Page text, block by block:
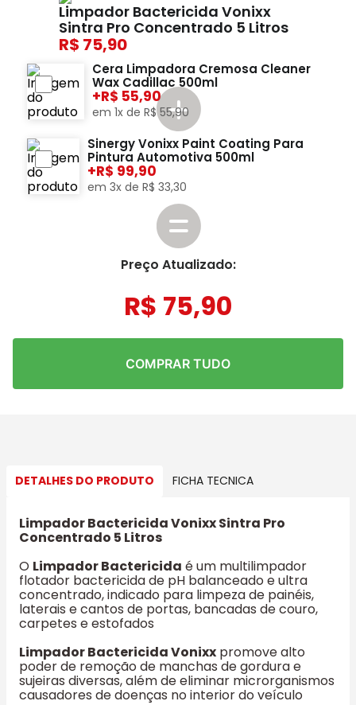
Limpador Bactericida Vonixx
Sintra Pro Concentrado 5 Litros
75,90
Cera Limpadora Cremosa Cleaner
Wax Cadillac 500ml
+ 55,90
em1x deR$ 55,90
Sinergy Vonixx Paint Coating Para
Pintura Automotiva 500ml
+ 99,90
em3x deR$ 33,30
Preço Atualizado:
R$ 75,90
COMPRAR TUDO
DETALHES DO PRODUTO FICHA TECNICA
Limpador Bactericida Vonixx Sintra Pro
Concentrado 5 Litros
O Limpador Bactericida é um multilimpador
flotador bactericida de pH balanceado e ultra
concentrado, indicado para limpeza de painéis,
laterais e cantos de portas, bancadas de couro,
carpetes e estofados
Limpador Bactericida Vonixx promove alto
poder de remoção de manchas de gordura e
sujeiras diversas, além de eliminar microrganismos
causadores de doenças no interior do veículo